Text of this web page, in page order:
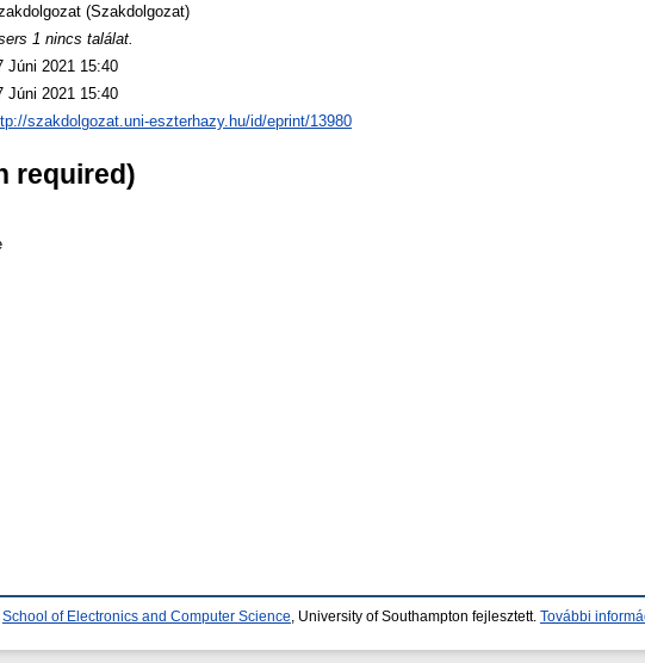
(Szakdolgozat)
1 nincs találat.
Júni 2021 15:40
Júni 2021 15:40
szakdolgozat.uni-eszterhazy.hu/id/eprint/13980
required)
School of Electronics and Computer Science , University of Southampton fejlesztett. További